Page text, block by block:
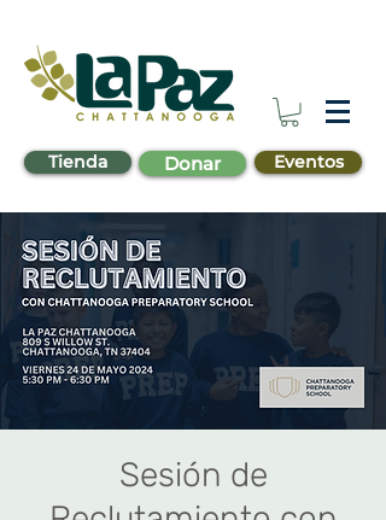
Tienda Donar Eventos
Sesión de